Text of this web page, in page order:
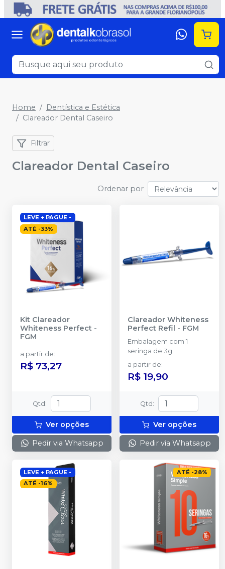
Home
Dentística e Estética
Clareador Dental Caseiro
Filtrar
Clareador Dental Caseiro
Ordenar por
LEVE + PAGUE -
ATÉ -33%
Kit Clareador
Whiteness Perfect -
FGM
a partir de:
R$ 73,27
Qtd :
Ver opções
Pedir via Whatsapp
Clareador Whiteness
Perfect Refil - FGM
Embalagem com 1
seringa de 3g.
a partir de:
R$ 19,90
Qtd :
Ver opções
Pedir via Whatsapp
LEVE + PAGUE -
ATÉ -16%
ATÉ -28%